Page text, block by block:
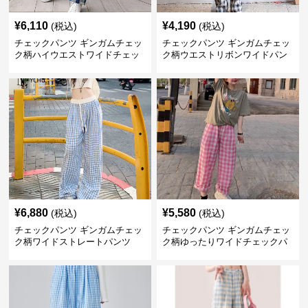
¥6,110 (税込)
チェックパンツ ギンガムチェッ
ク柄ハイウエストワイドチェッ
¥4,190 (税込)
チェックパンツ ギンガムチェッ
ク柄ウエストリボンワイドパン
¥6,880 (税込)
チェックパンツ ギンガムチェッ
ク柄ワイドストレートパンツ
¥5,580 (税込)
チェックパンツ ギンガムチェッ
ク柄ゆったりワイドチェックパ